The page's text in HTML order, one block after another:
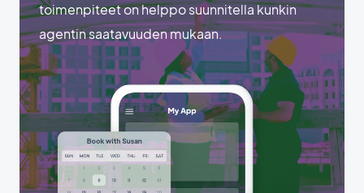
toimenpiteet on helppo suunnitella kunkin
agentin saatavuuden mukaan.